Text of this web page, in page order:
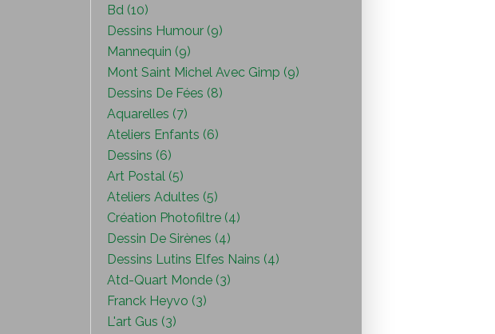
Bd (10)
Dessins Humour (9)
Mannequin (9)
Mont Saint Michel Avec Gimp (9)
Dessins De Fées (8)
Aquarelles (7)
Ateliers Enfants (6)
Dessins (6)
Art Postal (5)
Ateliers Adultes (5)
Création Photofiltre (4)
Dessin De Sirènes (4)
Dessins Lutins Elfes Nains (4)
Atd-Quart Monde (3)
Franck Heyvo (3)
L'art Gus (3)